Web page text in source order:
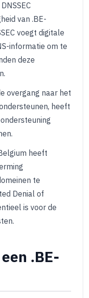
van .BE-
voegt digitale
informatie om te
deze
overgang naar het
heeft
heeft
te
Denial of
is voor de
.BE-